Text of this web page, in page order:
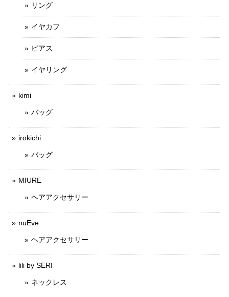
リング
イヤカフ
ピアス
イヤリング
kimi
バッグ
irokichi
バッグ
MIURE
ヘアアクセサリー
nuEve
ヘアアクセサリー
lili by SERI
ネックレス